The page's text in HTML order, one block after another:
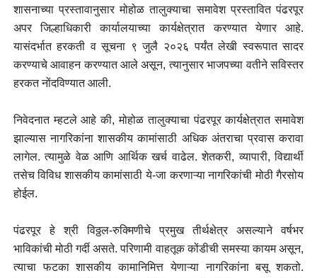
शासनाच्या प्रस्तावानुसार मोहोळ तालुक्याचा समावेश प्रस्तावित पंढरपूर
अपर जिल्हाधिकारी कार्यालयाच्या कार्यक्षेत्रात करण्यात येणार आहे.
यासंदर्भात हरकती व सूचना ९ जुलै २०२६ पर्यंत लेखी स्वरूपात सादर
करण्याचे आवाहन करण्यात आले असून, त्यानुसार भाजपच्या वतीने सविस्तर
हरकत नोंदविण्यात आली.
निवेदनात म्हटले आहे की, मोहोळ तालुक्याचा पंढरपूर कार्यक्षेत्रात समावेश
झाल्यास नागरिकांना शासकीय कामांसाठी अधिक अंतराचा प्रवास करावा
लागेल. त्यामुळे वेळ आणि आर्थिक खर्च वाढेल. शेतकरी, व्यापारी, विद्यार्थी
तसेच विविध शासकीय कामांसाठी ये-जा करणाऱ्या नागरिकांची मोठी गैरसोय
होईल.
पंढरपूर हे श्री विठ्ठल-रुक्मिणीचे प्रमुख तीर्थक्षेत्र असल्याने वर्षभर
भाविकांची मोठी गर्दी असते. परिणामी वाहतूक कोंडीची समस्या कायम असून,
त्याचा फटका शासकीय कामानिमित्त येणाऱ्या नागरिकांना बसू शकतो.